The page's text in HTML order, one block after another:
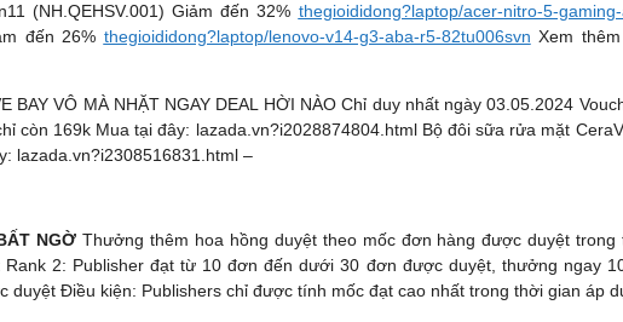
(NH.QEHSV.001) Giảm đến 32% thegioididong?laptop/acer-nitro-5-
đến 26% thegioididong?laptop/lenovo-v14-g3-aba-r5-82tu006svn Xem
BAY VÔ MÀ NHẶT NGAY DEAL HỜI NÀO Chỉ duy nhất ngày 03.05.2024
còn 169k Mua tại đây: lazada.vn?i2028874804.html Bộ đôi sữa rửa mặt
lazada.vn?i2308516831.html –
NGỜ Thưởng thêm hoa hồng duyệt theo mốc đơn hàng được duyệt
2: Publisher đạt từ 10 đơn đến dưới 30 đơn được duyệt, thưởng ngay
Điều kiện: Publishers chỉ được tính mốc đạt cao nhất trong thời gian áp